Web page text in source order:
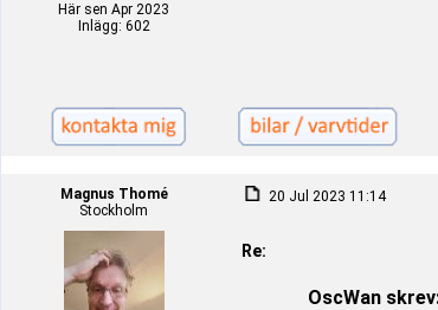
Här sen Apr 2023
Inlägg: 602
Magnus Thomé
Stockholm
20 Jul 2023 11:14
Re:
OscWan